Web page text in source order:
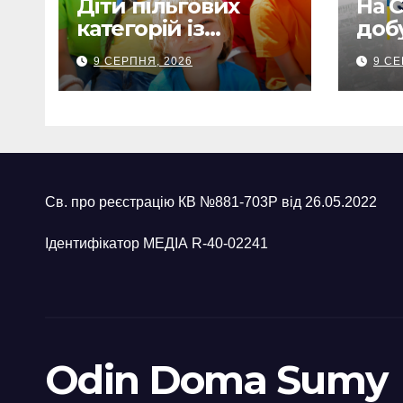
Діти пільгових
категорій із
Сумщини
вирушили на
оздоровлення до
9 СЕРПНЯ, 2026
На
9
Св. про реєстрацію КВ №881-703Р від 26.05.2022
Ідентифікатор МЕДІА R-40-02241
Odin Doma Sumy